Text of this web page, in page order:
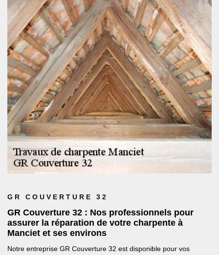
GR COUVERTURE 32
GR Couverture 32 : Nos professionnels pour
assurer la réparation de votre charpente à
Manciet et ses environs
Notre entreprise GR Couverture 32 est disponible pour vos